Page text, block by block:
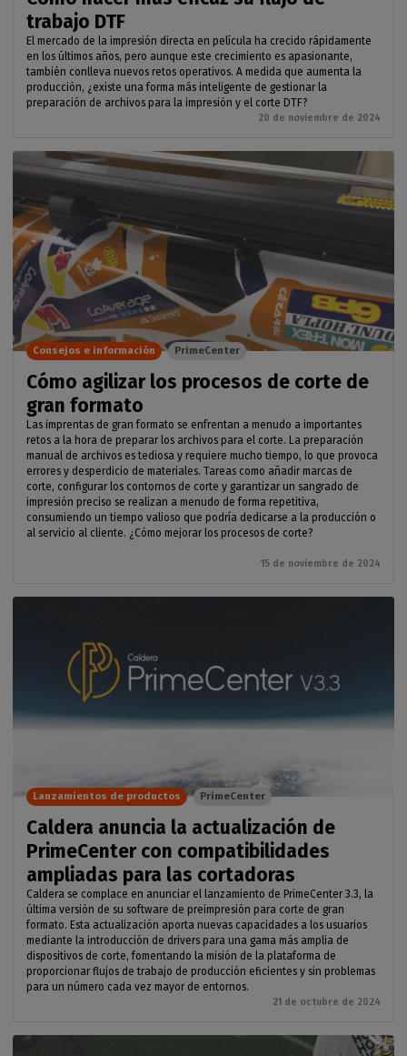
trabajo DTF
El mercado de la impresión directa en película ha crecido rápidamente
en los últimos años, pero aunque este crecimiento es apasionante,
también conlleva nuevos retos operativos. A medida que aumenta la
producción, ¿existe una forma más inteligente de gestionar la
preparación de archivos para la impresión y el corte DTF?
20 de noviembre de 2024
Cómo agilizar los procesos de corte de
gran formato
Las imprentas de gran formato se enfrentan a menudo a importantes
retos a la hora de preparar los archivos para el corte. La preparación
manual de archivos es tediosa y requiere mucho tiempo, lo que provoca
errores y desperdicio de materiales. Tareas como añadir marcas de
corte, configurar los contornos de corte y garantizar un sangrado de
impresión preciso se realizan a menudo de forma repetitiva,
consumiendo un tiempo valioso que podría dedicarse a la producción o
al servicio al cliente. ¿Cómo mejorar los procesos de corte?
15 de noviembre de 2024
Consejos e información PrimeCenter
Caldera anuncia la actualización de
PrimeCenter con compatibilidades
ampliadas para las cortadoras
Caldera se complace en anunciar el lanzamiento de PrimeCenter 3.3, la
última versión de su software de preimpresión para corte de gran
formato. Esta actualización aporta nuevas capacidades a los usuarios
mediante la introducción de drivers para una gama más amplia de
dispositivos de corte, fomentando la misión de la plataforma de
proporcionar flujos de trabajo de producción eficientes y sin problemas
para un número cada vez mayor de entornos.
21 de octubre de 2024
Lanzamientos de productos PrimeCenter